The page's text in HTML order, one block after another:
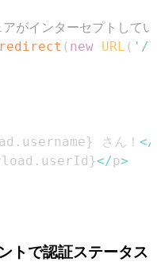
がインターセプトして
redirect ( new URL ( '/
. username} さん！ </
. userId }</p>
トで認証ステータス